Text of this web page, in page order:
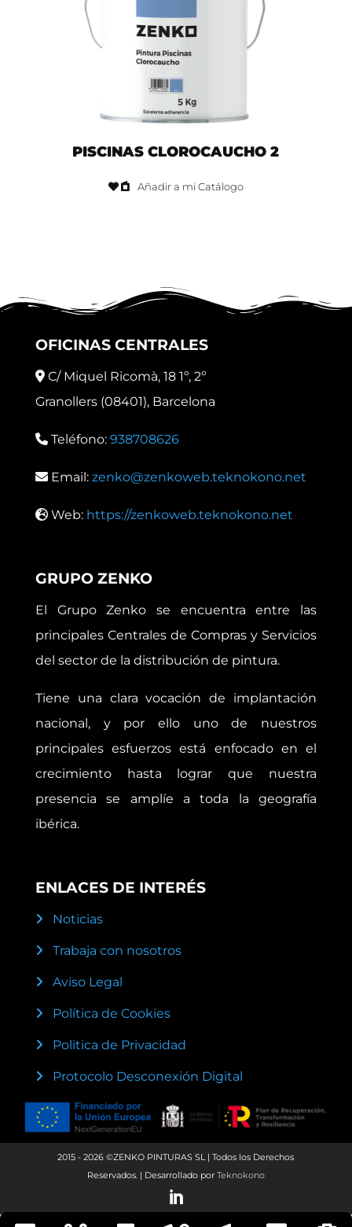
PISCINAS CLOROCAUCHO 2
Añadir a mi Catálogo
OFICINAS CENTRALES
C/ Miquel Ricomà, 18 1º, 2º
Granollers (08401), Barcelona
Teléfono: 938708626
Email: zenko@zenkoweb.teknokono.net
Web: https://zenkoweb.teknokono.net
GRUPO ZENKO
El Grupo Zenko se encuentra entre las
principales Centrales de Compras y Servicios
del sector de la distribución de pintura.
Tiene una clara vocación de implantación
nacional, y por ello uno de nuestros
principales esfuerzos está enfocado en el
crecimiento hasta lograr que nuestra
presencia se amplíe a toda la geografía
ibérica.
ENLACES DE INTERÉS
Noticias
Trabaja con nosotros
Aviso Legal
Política de Cookies
Politica de Privacidad
Protocolo Desconexión Digital
2015 - 2026 ©ZENKO PINTURAS SL | Todos los Derechos
Reservados. | Desarrollado por Teknokono
